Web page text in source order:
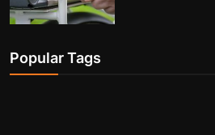
Popular Tags